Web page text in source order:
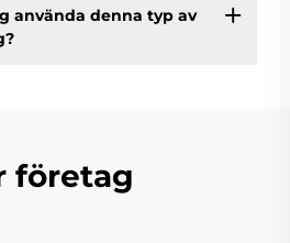
använda denna typ av
företag